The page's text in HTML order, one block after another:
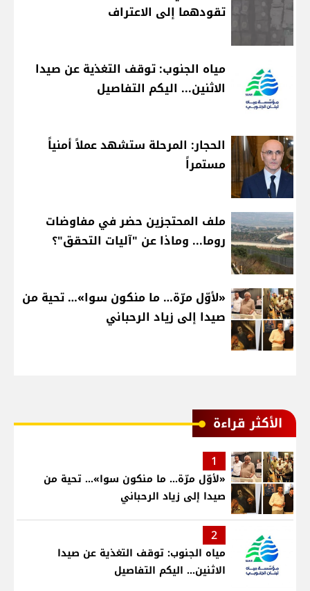
تقودهما إلى الاعتراف
مياه الجنوب: توقف التغذية عن صيدا
الاثنين... اليكم التفاصيل
الحجار: المرحلة ستشهد عملاً أمنياً
مستمراً
ملف المحتجزين حضر في مفاوضات
روما... وماذا عن "آليات التحقق"؟
«لأوّل مرّة… ما منكون سوا»… تحية من
صيدا إلى زياد الرحباني
الأكثر قراءة
1
«لأوّل مرّة… ما منكون سوا»… تحية من
صيدا إلى زياد الرحباني
2
مياه الجنوب: توقف التغذية عن صيدا
الاثنين... اليكم التفاصيل